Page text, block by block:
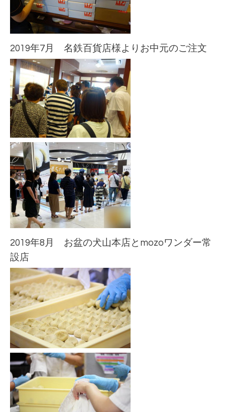
2019年7月 名鉄百貨店様よりお中元のご注文
2019年8月 お盆の犬山本店とmozoワンダー常
設店